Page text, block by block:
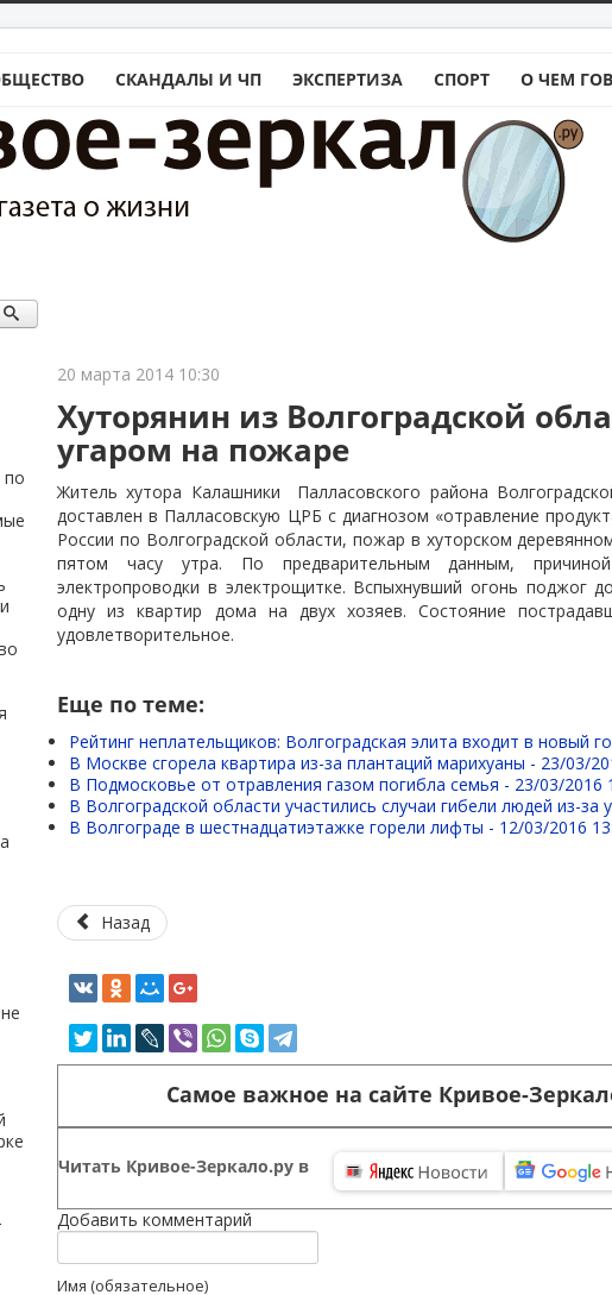
СКАНДАЛЫ И ЧП ЭКСПЕРТИЗА СПОРТ О ЧЕМ
по
20 марта 2014 10:30
Хуторянин из Волгоградской
угаром на пожаре
Житель хутора Калашники
Палласовского района
доставлен в Палласовскую ЦРБ с диагнозом «отравление
России по Волгоградской области, пожар в хуторском
пятом часу утра. По предварительным данным,
электропроводки в электрощитке. Вспыхнувший огонь поджог
одну из квартир дома на двух хозяев. Состояние
удовлетворительное.
Еще по теме:
Рейтинг неплательщиков: Волгоградская элита входит в новый
В Москве сгорела квартира из-за плантаций марихуаны - 23/03/
В Подмосковье от отравления газом погибла семья - 23/03/2016
В Волгоградской области участились случаи гибели людей из-за
В Волгограде в шестнадцатиэтажке горели лифты - 12/03/2016
Назад
Самое важное на сайте Кривое-
Читать Кривое-Зеркало.ру в
Добавить комментарий
Имя (обязательное)